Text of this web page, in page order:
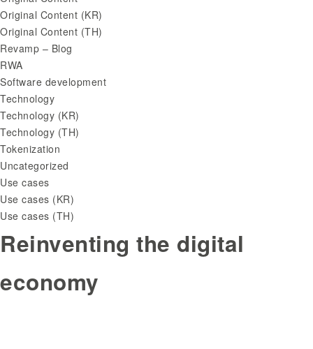
Original Content (KR)
Original Content (TH)
Revamp – Blog
RWA
Software development
Technology
Technology (KR)
Technology (TH)
Tokenization
Uncategorized
Use cases
Use cases (KR)
Use cases (TH)
Reinventing the digital
economy